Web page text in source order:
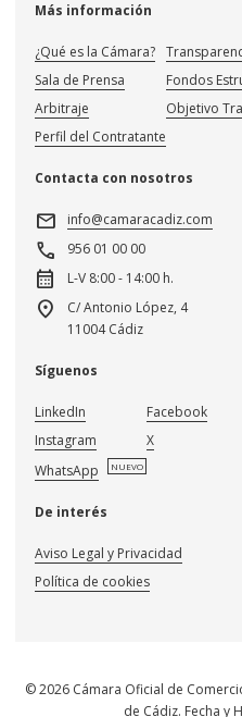
Más información
¿Qué es la Cámara?
Sala de Prensa
Arbitraje
Perfil del Contratante
Fondos
Objetivo
Contacta con nosotros
mail info@camaracadiz.com
call 956 01 00 00
calendar_month L-V 8:00 - 14:00 h.
location_on
C/ Antonio López, 4
11004 Cádiz
Síguenos
LinkedIn
Instagram
WhatsApp
NUEVO
Facebook
X
De interés
Aviso Legal y Privacidad
Política de cookies
© 2026 Cámara Oficial de
de Cádiz. Fecha y